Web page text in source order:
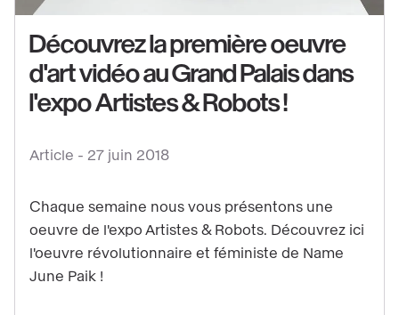
:
Découvrez
première
oeuvre
vidéo
Grand
Palais
Découvrez la première oeuvre
d'art vidéo au Grand Palais dans
l'expo Artistes & Robots !
Article - 27 juin 2018
Chaque semaine nous vous présentons une
oeuvre de l'expo Artistes & Robots. Découvrez ici
l'oeuvre révolutionnaire et féministe de Name
June Paik !